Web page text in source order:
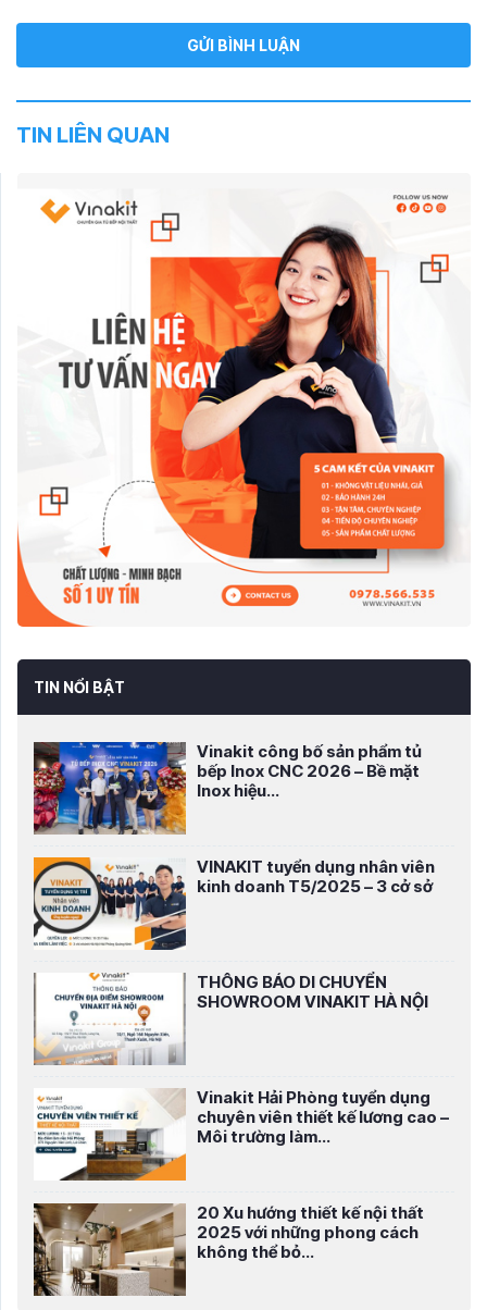
TIN LIÊN QUAN
TIN NỔI BẬT
Vinakit công bố sản phẩm tủ
bếp Inox CNC 2026 – Bề mặt
Inox hiệu...
VINAKIT tuyển dụng nhân viên
kinh doanh T5/2025 – 3 cở sở
THÔNG BÁO DI CHUYỂN
SHOWROOM VINAKIT HÀ NỘI
Vinakit Hải Phòng tuyển dụng
chuyên viên thiết kế lương cao –
Môi trường làm...
20 Xu hướng thiết kế nội thất
2025 với những phong cách
không thể bỏ...